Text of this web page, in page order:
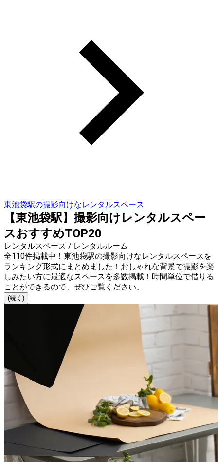
東池袋駅の撮影向けなレンタルスペース
【東池袋駅】撮影向けレンタルスペー
スおすすめTOP20
レンタルスペース / レンタルルーム
全110件掲載中！東池袋駅の撮影向けなレンタルスペースを
ランキング形式にまとめました！おしゃれな背景で撮影を楽
しみたい方に最適なスペースを多数掲載！時間単位で借りる
ことができるので、ぜひご覧ください。
(続く)